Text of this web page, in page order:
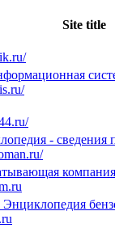
Site title
- сведения